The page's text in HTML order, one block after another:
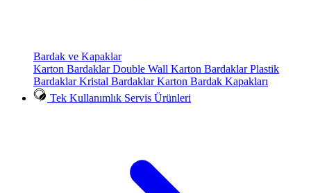
Bardak ve Kapaklar
Karton BardaklarDouble Wall Karton BardaklarPlastik
BardaklarKristal BardaklarKarton Bardak Kapakları
Tek Kullanımlık Servis Ürünleri